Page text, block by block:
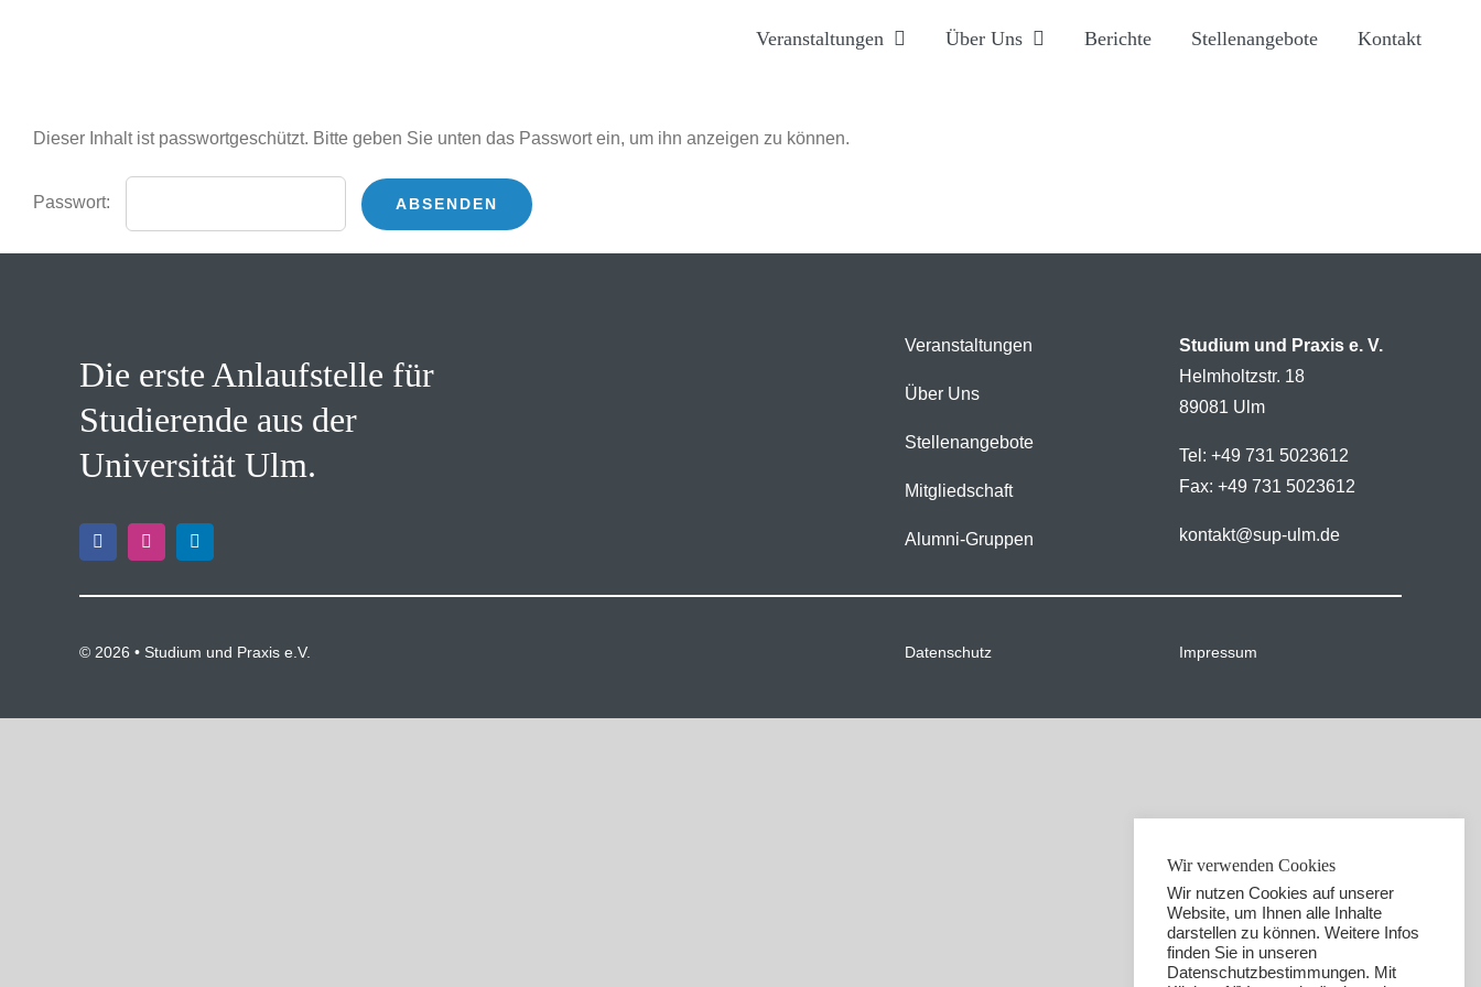
Veranstaltungen Über Uns Berichte Stellenangebote Kontakt
Dieser Inhalt ist passwortgeschützt. Bitte geben Sie unten das Passwort ein, um ihn anzeigen zu können.
Passwort:
Die erste Anlaufstelle für
Studierende aus der
Universität Ulm.
Veranstaltungen
Über Uns
Stellenangebote
Mitgliedschaft
Alumni-Gruppen
Studium und Praxis e. V.
Helmholtzstr. 18
89081 Ulm
Tel: +49 731 5023612
Fax: +49 731 5023612
kontakt@sup-ulm.de
© 2026 • Studium und Praxis e.V. Datenschutz Impressum
Wir verwenden Cookies
Wir nutzen Cookies auf unserer
Website, um Ihnen alle Inhalte
darstellen zu können. Weitere Infos
finden Sie in unseren
Datenschutzbestimmungen. Mit